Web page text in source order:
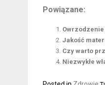
Powiązane:
Jakość
Czy warto
Niezwykłe